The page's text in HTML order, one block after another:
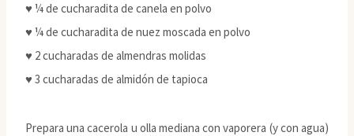
♥ ¼ de cucharadita de canela en polvo
♥ ¼ de cucharadita de nuez moscada en polvo
♥ 2 cucharadas de almendras molidas
♥ 3 cucharadas de almidón de tapioca
Prepara una cacerola u olla mediana con vaporera (y con agua)